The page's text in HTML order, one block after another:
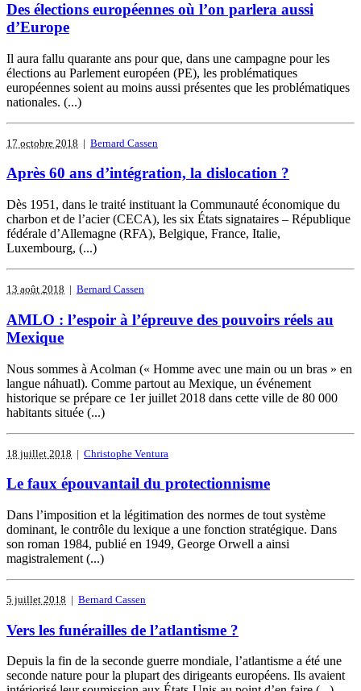
Des élections européennes où l’on parlera aussi
d’Europe
Il aura fallu quarante ans pour que, dans une campagne pour les
élections au Parlement européen (PE), les problématiques
européennes soient au moins aussi présentes que les problématiques
nationales. (...)
17 octobre 2018 | Bernard Cassen
Après 60 ans d’intégration, la dislocation ?
Dès 1951, dans le traité instituant la Communauté économique du
charbon et de l’acier (CECA), les six États signataires – République
fédérale d’Allemagne (RFA), Belgique, France, Italie,
Luxembourg, (...)
13 août 2018 | Bernard Cassen
AMLO : l’espoir à l’épreuve des pouvoirs réels au
Mexique
Nous sommes à Acolman (« Homme avec une main ou un bras » en
langue náhuatl). Comme partout au Mexique, un événement
historique se prépare ce 1er juillet 2018 dans cette ville de 80 000
habitants située (...)
18 juillet 2018 | Christophe Ventura
Le faux épouvantail du protectionnisme
Dans l’imposition et la légitimation des normes de tout système
dominant, le contrôle du lexique a une fonction stratégique. Dans
son roman 1984, publié en 1949, George Orwell a ainsi
magistralement (...)
5 juillet 2018 | Bernard Cassen
Vers les funérailles de l’atlantisme ?
Depuis la fin de la seconde guerre mondiale, l’atlantisme a été une
seconde nature pour la plupart des dirigeants européens. Ils avaient